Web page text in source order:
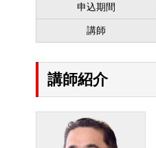
申込期間
講師
講師紹介